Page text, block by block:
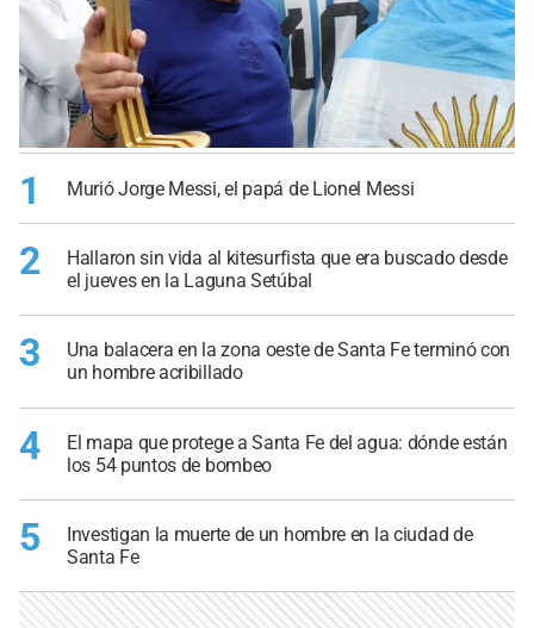
1 Murió Jorge Messi, el papá de Lionel Messi
2
Hallaron sin vida al kitesurfista que era buscado desde
el jueves en la Laguna Setúbal
3
Una balacera en la zona oeste de Santa Fe terminó con
un hombre acribillado
4
El mapa que protege a Santa Fe del agua: dónde están
los 54 puntos de bombeo
5
Investigan la muerte de un hombre en la ciudad de
Santa Fe